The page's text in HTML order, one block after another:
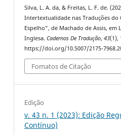
Silva, L. A. da, & Freitas, L. F. de.
Intertextualidade nas Traduções do
Espelho", de Machado de Assis, em
Inglesa.Cadernos De Tradução,43(1),
https://doi.org/10.5007/2175-
Fomatos de Citação
Edição
v. 43 n. 1 (2023): Edição
Contínuo)